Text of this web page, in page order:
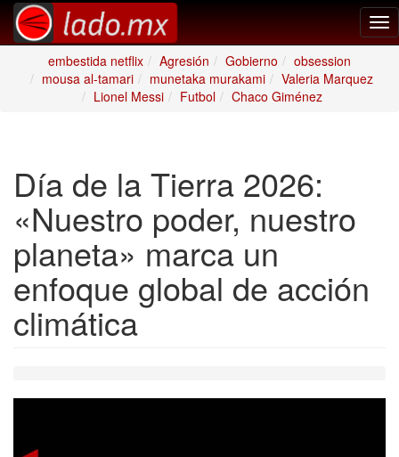
embestida netflix
Agresión Gobierno
obsession
mousa al-tamari
munetaka murakami
Valeria Marquez
Lionel Messi
Futbol Chaco Giménez
Día de la Tierra 2026:
«Nuestro poder, nuestro
planeta» marca un
enfoque global de acción
climática